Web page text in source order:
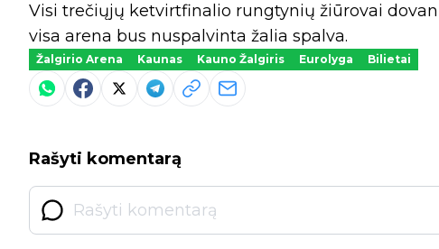
Visi trečiųjų ketvirtfinalio rungtynių žiūrovai
visa arena bus nuspalvinta žalia spalva.
Žalgirio Arena Kaunas Kauno Žalgiris Eurolyga Bilietai
Rašyti komentarą